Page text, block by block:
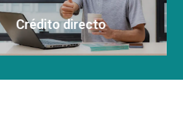
Crédito directo